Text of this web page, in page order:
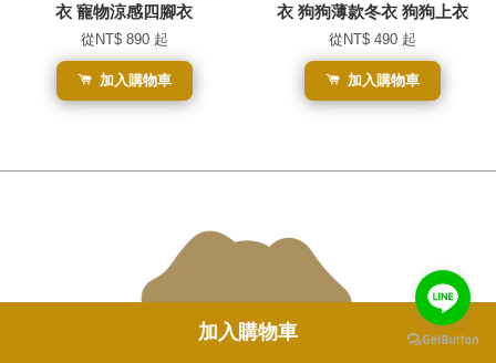
加入購物車
衣 寵物涼感四腳衣
從 NT$ 890 起
加入購物車
衣 狗狗薄款冬衣 狗狗上衣
從 NT$ 490 起
加入購物車